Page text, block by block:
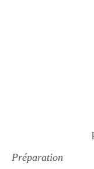
Préparation